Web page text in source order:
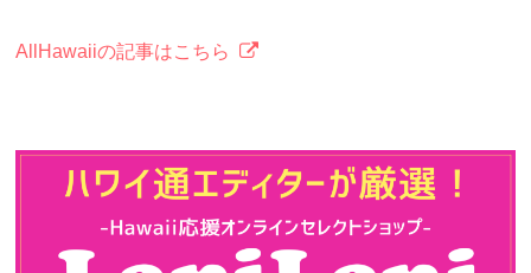
AllHawaiiの記事はこちら